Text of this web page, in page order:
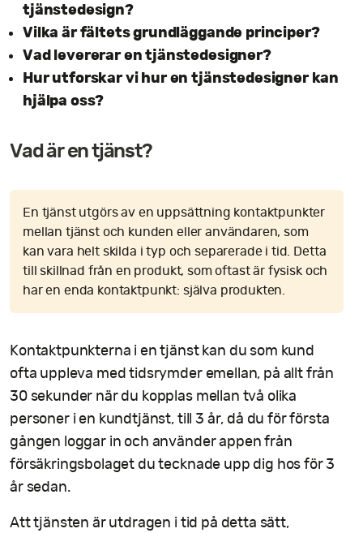
tjänstedesign?
Vilka är fältets grundläggande principer?
Vad levererar en tjänstedesigner?
Hur utforskar vi hur en tjänstedesigner kan
hjälpa oss?
Vad är en tjänst?
En tjänst utgörs av en uppsättning kontaktpunkter
mellan tjänst och kunden eller användaren, som
kan vara helt skilda i typ och separerade i tid. Detta
till skillnad från en produkt, som oftast är fysisk och
har en enda kontaktpunkt: själva produkten.
Kontaktpunkterna i en tjänst kan du som kund
ofta uppleva med tidsrymder emellan, på allt från
30 sekunder när du kopplas mellan två olika
personer i en kundtjänst, till 3 år, då du för första
gången loggar in och använder appen från
försäkringsbolaget du tecknade upp dig hos för 3
år sedan.
Att tjänsten är utdragen i tid på detta sätt,